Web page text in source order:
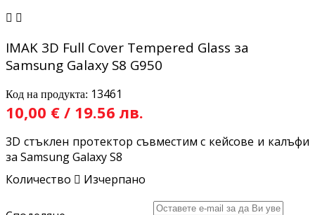
 
IMAK 3D Full Cover Tempered Glass за
Samsung Galaxy S8 G950
Код на продукта: 13461
10,00 € / 19.56 лв.
3D стъклен протектор съвместим с кейсове и калъфи
за Samsung Galaxy S8
Количество  Изчерпано